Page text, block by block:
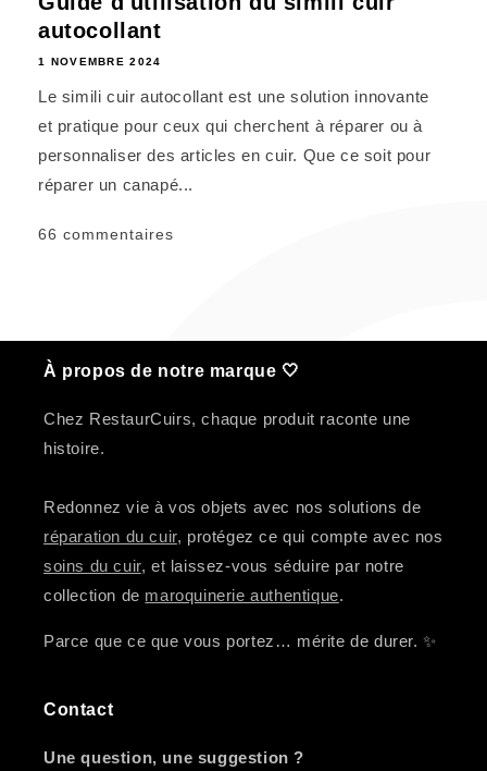
autocollant
1 NOVEMBRE 2024
Le simili cuir autocollant est une solution innovante
et pratique pour ceux qui cherchent à réparer ou à
personnaliser des articles en cuir. Que ce soit pour
réparer un canapé...
66 commentaires
À propos de notre marque 🤍
Chez RestaurCuirs, chaque produit raconte une
histoire.
Redonnez vie à vos objets avec nos solutions de
réparation du cuir, protégez ce qui compte avec nos
soins du cuir, et laissez-vous séduire par notre
collection de maroquinerie authentique.
Parce que ce que vous portez… mérite de durer. ✨
Contact
Une question, une suggestion ?